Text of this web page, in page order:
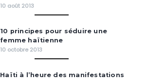
10 août 2013
10 principes pour séduire une
femme haïtienne
10 octobre 2013
Haïti à l’heure des manifestations